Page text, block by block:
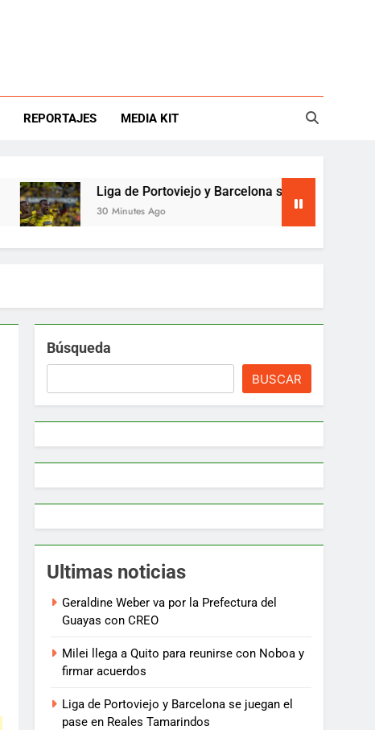
REPORTAJES MEDIA KIT
Liga de Portoviejo y Barcelona se juegan el pase en
30 Minutes Ago
Búsqueda
BUSCAR
Ultimas noticias
Geraldine Weber va por la Prefectura del
Guayas con CREO
Milei llega a Quito para reunirse con Noboa y
firmar acuerdos
Liga de Portoviejo y Barcelona se juegan el
pase en Reales Tamarindos